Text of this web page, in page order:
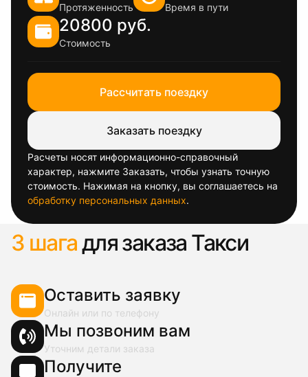
Протяженность Время в пути
20800 руб.
Стоимость
Рассчитать поездку
Заказать поездку
Расчеты носят информационно-справочный
характер, нажмите Заказать, чтобы узнать точную
стоимость. Нажимая на кнопку, вы соглашаетесь на
обработку персональных данных.
3 шагадля заказа Такси
Оставить заявку
Онлайн или по телефону
Мы позвоним вам
Уточним детали заказа
Получите